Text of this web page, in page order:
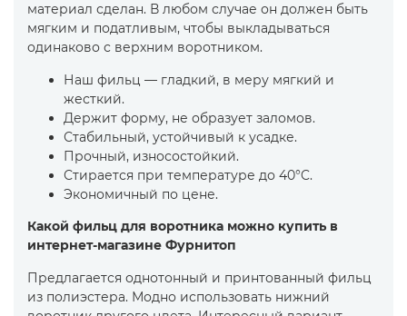
материал сделан. В любом случае он должен быть
мягким и податливым, чтобы выкладываться
одинаково с верхним воротником.
Наш фильц — гладкий, в меру мягкий и
жесткий.
Держит форму, не образует заломов.
Стабильный, устойчивый к усадке.
Прочный, износостойкий.
Стирается при температуре до 40°C.
Экономичный по цене.
Какой фильц для воротника можно купить в
интернет-магазине Фурнитоп
Предлагается однотонный и принтованный фильц
из полиэстера. Модно использовать нижний